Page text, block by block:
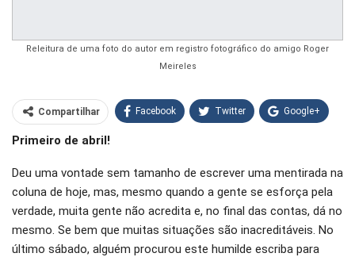
Releitura de uma foto do autor em registro fotográfico do amigo Roger
Meireles
Compartilhar Facebook Twitter Google+
O email
Primeiro de abril!
Deu uma vontade sem tamanho de escrever uma mentirada na
coluna de hoje, mas, mesmo quando a gente se esforça pela
verdade, muita gente não acredita e, no final das contas, dá no
mesmo. Se bem que muitas situações são inacreditáveis. No
último sábado, alguém procurou este humilde escriba para